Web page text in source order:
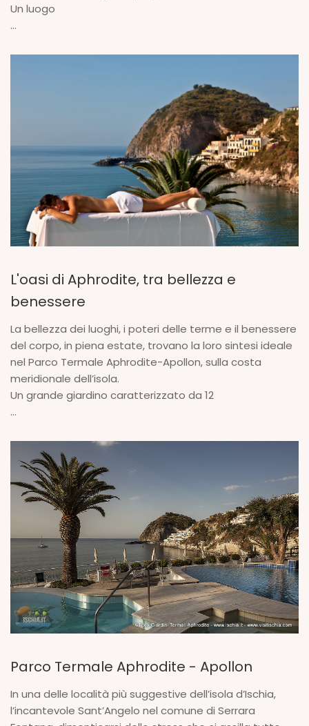
Un luogo
...
L'oasi di Aphrodite, tra bellezza e
benessere
La bellezza dei luoghi, i poteri delle terme e il benessere
del corpo, in piena estate, trovano la loro sintesi ideale
nel Parco Termale Aphrodite-Apollon, sulla costa
meridionale dell’isola.
Un grande giardino caratterizzato da 12
...
Parco Termale Aphrodite - Apollon
In una delle località più suggestive dell’isola d’Ischia,
l’incantevole Sant’Angelo nel comune di Serrara